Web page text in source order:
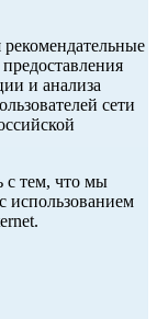
и анализа
сети
с тем, что мы
использованием